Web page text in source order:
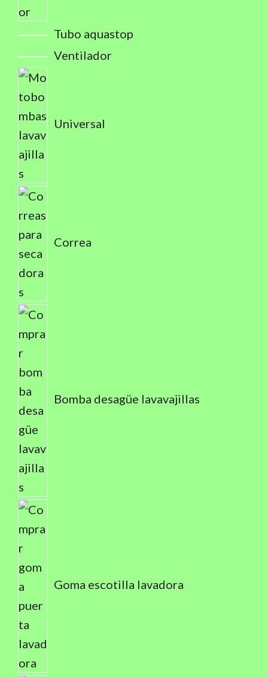
Tubo aquastop
Ventilador
Universal
Correa
Bomba desagüe lavavajillas
Goma escotilla lavadora